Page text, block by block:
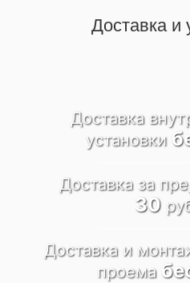
Доставка и
Доставка
установки
Доставка за
30
Доставка и
проема